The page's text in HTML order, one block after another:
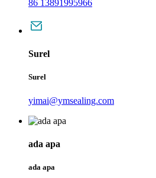
86 13891995966
Surel
Surel
yimai@ymsealing.com
ada apa
ada apa